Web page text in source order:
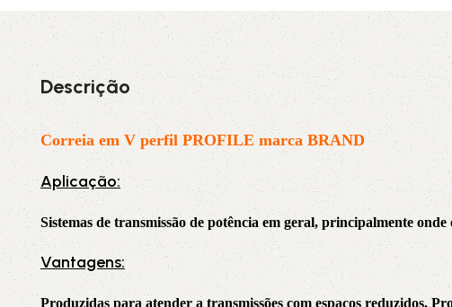
3L 3VX 5V
A AX B
CX D PJ
PL SPA SPB
XPA XPB XPZ
Descrição
Correia em V perfil PROFILE marca BRAND
Aplicação:
Sistemas de transmissão de potência em geral, principalmente onde
Vantagens:
Produzidas para atender a transmissões com espaços reduzidos.